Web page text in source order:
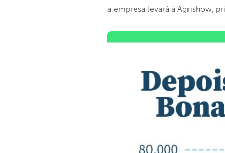
a empresa levará à Agrishow,